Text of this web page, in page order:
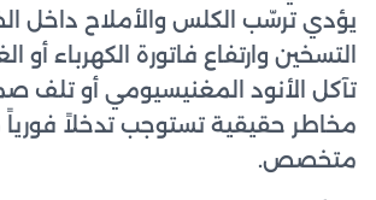
يؤدي ترسّب الكلس والأملاح داخل
التسخين وارتفاع فاتورة الكهرباء أو
تآكل الأنود المغنيسيومي أو تلف
مخاطر حقيقية تستوجب تدخلاً
متخصص.